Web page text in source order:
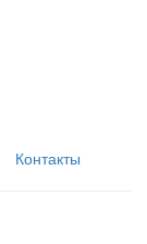
Контакты